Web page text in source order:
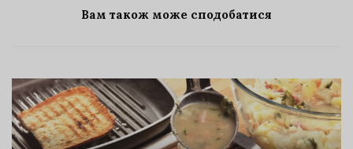
Вам також може сподобатися